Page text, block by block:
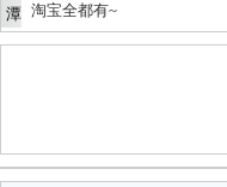
潭 淘宝全都有~